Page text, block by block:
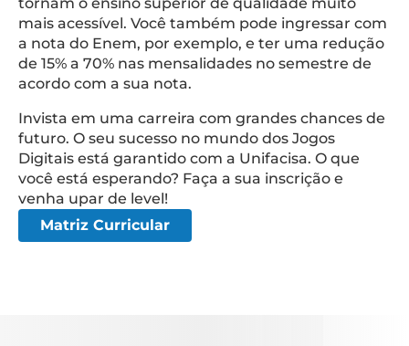
mais acessível. Você também pode ingressar com
a nota do Enem, por exemplo, e ter uma redução
de 15% a 70% nas mensalidades no semestre de
acordo com a sua nota.
Invista em uma carreira com grandes chances de
futuro. O seu sucesso no mundo dos Jogos
Digitais está garantido com a Unifacisa. O que
você está esperando? Faça a sua inscrição e
venha upar de level!
Matriz Curricular